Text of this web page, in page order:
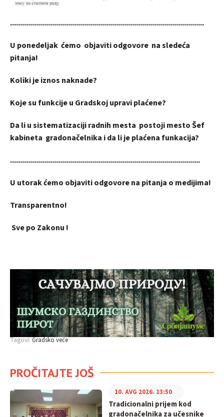
.................................................................................................
U ponedeljak ćemo objaviti odgovore na sledeća
pitanja!
Koliki je iznos naknade?
Koje su funkcije u Gradskoj upravi plaćene?
Da li u sistematizaciji radnih mesta postoji mesto Šef
kabineta gradonačelnika i da li je plaćena funkacija?
...............................................................................................
U utorak ćemo objaviti odgovore na pitanja o medijima!
Transparentno!
Sve po Zakonu !
Tagovi: Gradsko veće
PROČITAJTE JOŠ
Tradicionalni prijem kod
gradonačelnika za učesnike
10. AVG 2026. 13:50